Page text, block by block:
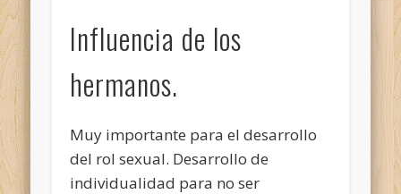
Influencia de los
hermanos.
Muy importante para el desarrollo
del rol sexual. Desarrollo de
individualidad para no ser